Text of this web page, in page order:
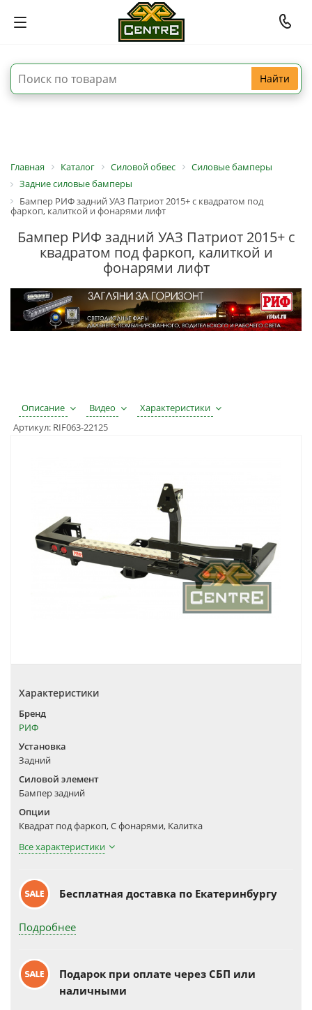
Найти
Главная Каталог Силовой обвес
Силовые бамперы
Задние силовые бамперы
Бампер РИФ задний УАЗ Патриот 2015+ с квадратом под
фаркоп, калиткой и фонарями лифт
Бампер РИФ задний УАЗ Патриот 2015+ с
квадратом под фаркоп, калиткой и
фонарями лифт
Описание Видео
Характеристики
Артикул: RIF063-22125
Характеристики
Бренд
РИФ
Установка
Задний
Силовой элемент
Бампер задний
Опции
Квадрат под фаркоп, С фонарями, Калитка
Все характеристики
Бесплатная доставка по Екатеринбургу
Подробнее
Подарок при оплате через СБП или
наличными